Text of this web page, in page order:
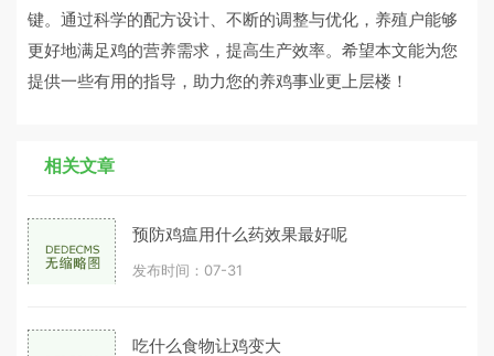
键。通过科学的配方设计、不断的调整与优化，养殖户能够
更好地满足鸡的营养需求，提高生产效率。希望本文能为您
提供一些有用的指导，助力您的养鸡事业更上层楼！
相关文章
预防鸡瘟用什么药效果最好呢
发布时间：07-31
吃什么食物让鸡变大